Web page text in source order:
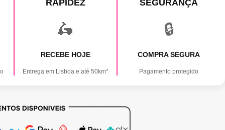
RAPIDEZ
🛵
RECEBE HOJE
Entrega em Lisboa e até 50km*
SEGURANÇA
🔒
COMPRA SEGURA
Pagamento protegido